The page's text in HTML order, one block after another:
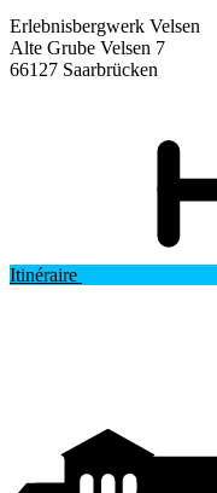
Erlebnisbergwerk Velsen
Alte Grube Velsen 7
66127 Saarbrücken
Itinéraire